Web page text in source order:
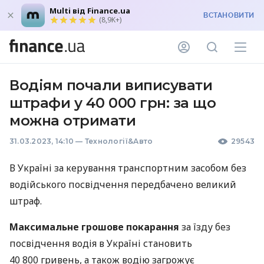
Multi від Finance.ua
(8,9K+) ВСТАНОВИТИ
Водіям почали виписувати
штрафи у 40 000 грн: за що
можна отримати
31.03.2023, 14:10 — Технології&Авто 29543
В Україні за керування транспортним засобом без
водійського посвідчення передбачено великий
штраф.
Максимальне грошове покарання за їзду без
посвідчення водія в Україні становить
40 800 гривень, а також водію загрожує